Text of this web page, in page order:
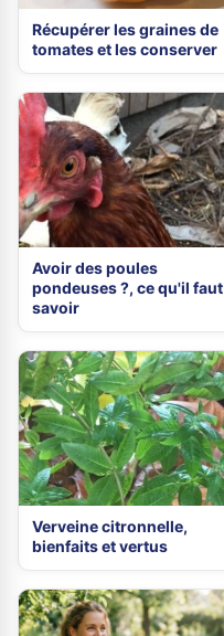
Récupérer les graines de
tomates et les conserver
Avoir des poules
pondeuses ?, ce qu'il faut
savoir
Verveine citronnelle,
bienfaits et vertus